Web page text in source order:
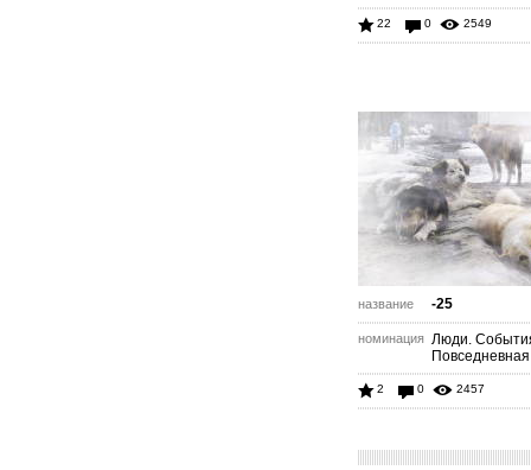
22 0 2549
название -25
номинация Люди.
2 0 2457